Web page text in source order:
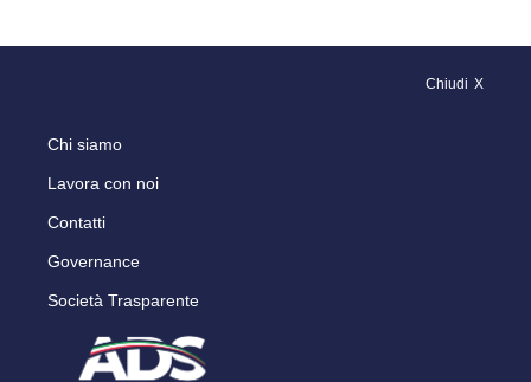
Chiudi
Chi siamo
Lavora con noi
Contatti
Governance
Società Trasparente